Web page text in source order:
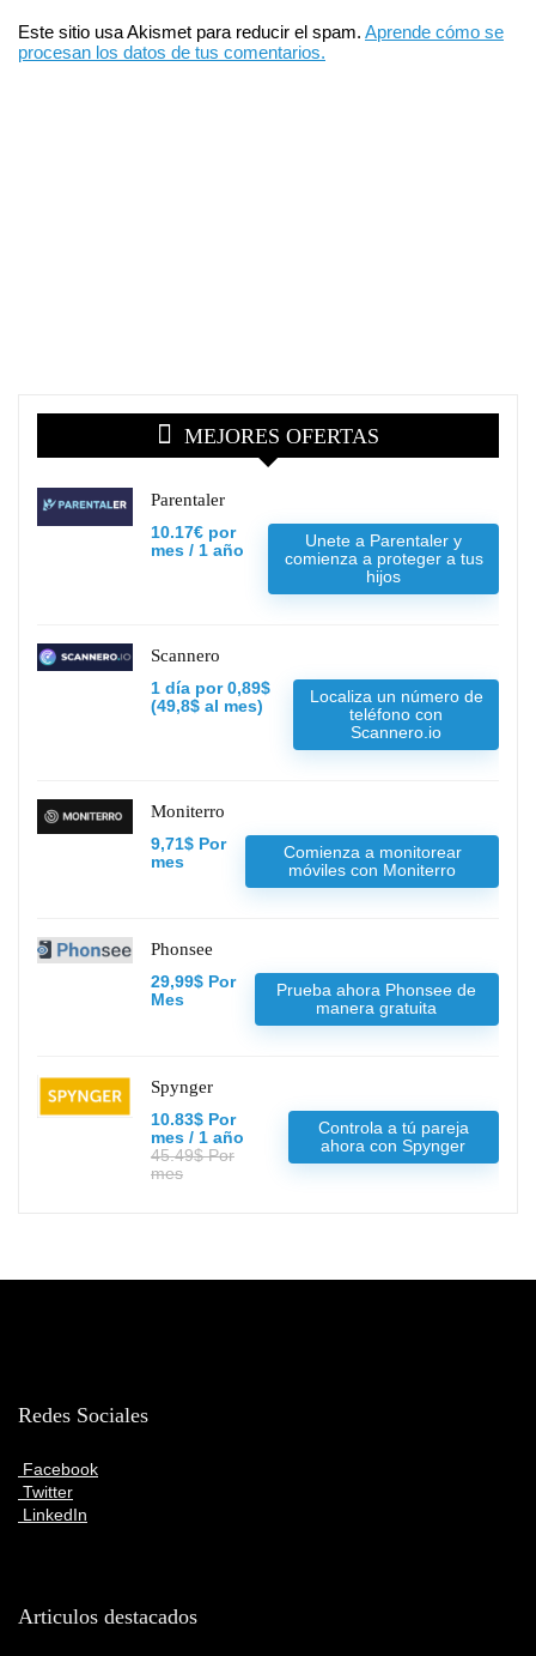
Este sitio usa Akismet para reducir el spam. Aprende cómo se
procesan los datos de tus comentarios.
MEJORES OFERTAS
Parentaler
10.17€ por
mes / 1 año
Unete a Parentaler y
comienza a proteger a tus
hijos
Scannero
1 día por 0,89$
(49,8$ al mes)
Localiza un número de
teléfono con
Scannero.io
Moniterro
9,71$ Por
mes
Comienza a monitorear
móviles con Moniterro
Phonsee
29,99$ Por
Mes
Prueba ahora Phonsee de
manera gratuita
Spynger
10.83$ Por
mes / 1 año
45.49$ Por
mes
Controla a tú pareja
ahora con Spynger
Redes Sociales
Facebook
Twitter
LinkedIn
Articulos destacados